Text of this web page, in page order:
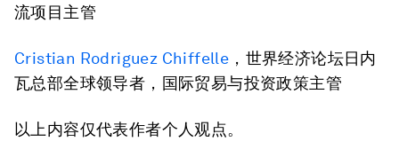
流项目主管
Cristian Rodriguez Chiffelle ，世界经济论坛日内
瓦总部全球领导者，国际贸易与投资政策主管
以上内容仅代表作者个人观点。